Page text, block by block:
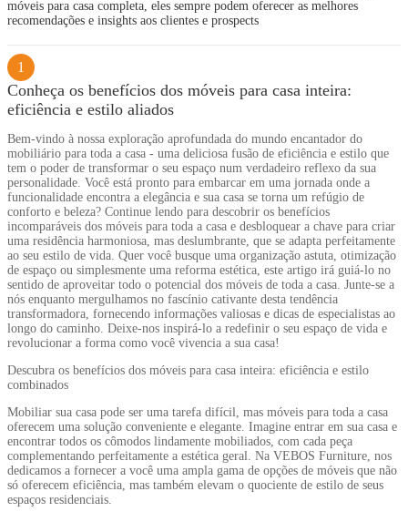
móveis para casa completa, eles sempre podem oferecer as melhores
recomendações e insights aos clientes e prospects
1
Conheça os benefícios dos móveis para casa inteira:
eficiência e estilo aliados
Bem-vindo à nossa exploração aprofundada do mundo encantador do
mobiliário para toda a casa - uma deliciosa fusão de eficiência e estilo que
tem o poder de transformar o seu espaço num verdadeiro reflexo da sua
personalidade. Você está pronto para embarcar em uma jornada onde a
funcionalidade encontra a elegância e sua casa se torna um refúgio de
conforto e beleza? Continue lendo para descobrir os benefícios
incomparáveis ​​dos móveis para toda a casa e desbloquear a chave para criar
uma residência harmoniosa, mas deslumbrante, que se adapta perfeitamente
ao seu estilo de vida. Quer você busque uma organização astuta, otimização
de espaço ou simplesmente uma reforma estética, este artigo irá guiá-lo no
sentido de aproveitar todo o potencial dos móveis de toda a casa. Junte-se a
nós enquanto mergulhamos no fascínio cativante desta tendência
transformadora, fornecendo informações valiosas e dicas de especialistas ao
longo do caminho. Deixe-nos inspirá-lo a redefinir o seu espaço de vida e
revolucionar a forma como você vivencia a sua casa!
Descubra os benefícios dos móveis para casa inteira: eficiência e estilo
combinados
Mobiliar sua casa pode ser uma tarefa difícil, mas móveis para toda a casa
oferecem uma solução conveniente e elegante. Imagine entrar em sua casa e
encontrar todos os cômodos lindamente mobiliados, com cada peça
complementando perfeitamente a estética geral. Na VEBOS Furniture, nos
dedicamos a fornecer a você uma ampla gama de opções de móveis que não
só oferecem eficiência, mas também elevam o quociente de estilo de seus
espaços residenciais.